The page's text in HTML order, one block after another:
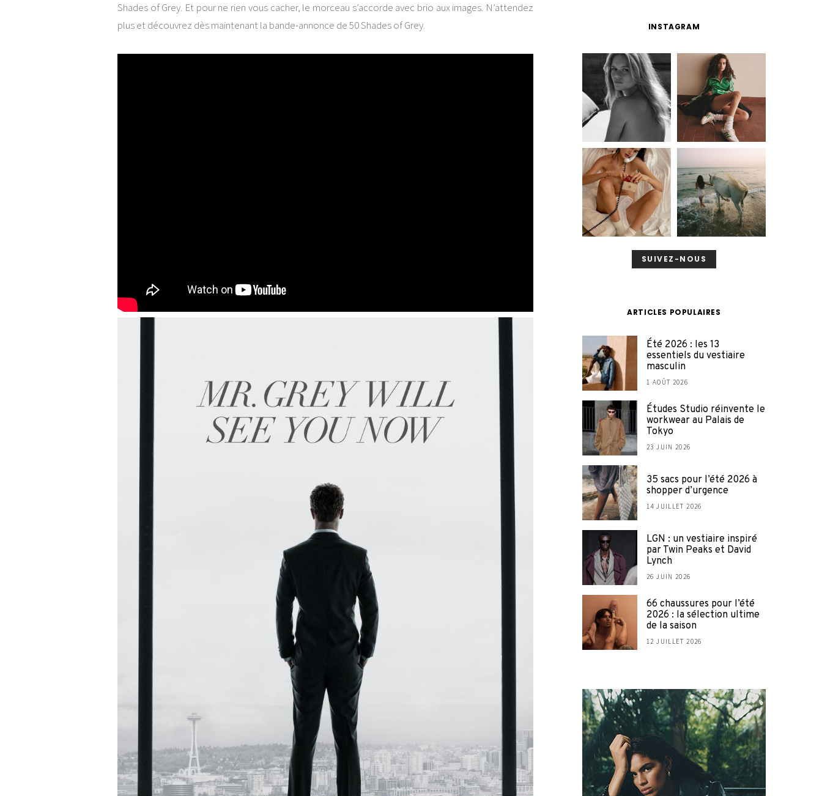
Shades of Grey. Et pour ne rien vous cacher, le morceau s’accorde avec brio aux images. N’attendez
plus et découvrez dès maintenant la bande-annonce de 50 Shades of Grey.
INSTAGRAM
SUIVEZ-NOUS
ARTICLES POPULAIRES
Été 2026 : les 13
essentiels du vestiaire
masculin
1 AOÛT 2026
Études Studio réinvente le
workwear au Palais de
Tokyo
23 JUIN 2026
35 sacs pour l’été 2026 à
shopper d’urgence
14 JUILLET 2026
LGN : un vestiaire inspiré
par Twin Peaks et David
Lynch
26 JUIN 2026
66 chaussures pour l’été
2026 : la sélection ultime
de la saison
12 JUILLET 2026